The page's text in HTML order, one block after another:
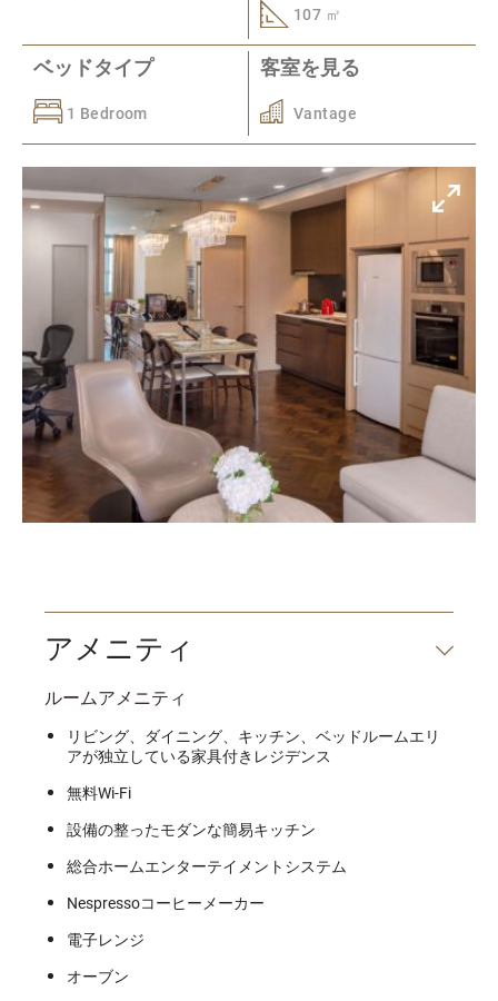
107 ㎡
ベッドタイプ
1 Bedroom
客室を見る
Vantage
アメニティ
ルームアメニティ
リビング、ダイニング、キッチン、ベッドルームエリ
アが独立している家具付きレジデンス
無料Wi-Fi
設備の整ったモダンな簡易キッチン
総合ホームエンターテイメントシステム
Nespressoコーヒーメーカー
電子レンジ
オーブン